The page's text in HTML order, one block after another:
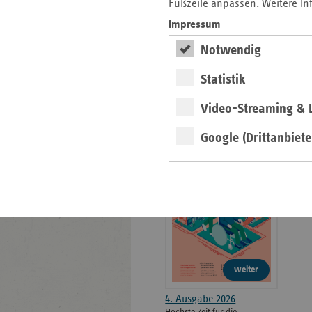
Fußzeile anpassen. Weitere
Impressum
Notwendig
Statistik
Video-Streaming &
Google
Informationen
Der vdek
Karriere
Die GKV
ePaper
weiter
4. Ausgabe 2026